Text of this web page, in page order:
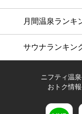
月間温泉ランキ
サウナランキン
ニフティ温
おトク情